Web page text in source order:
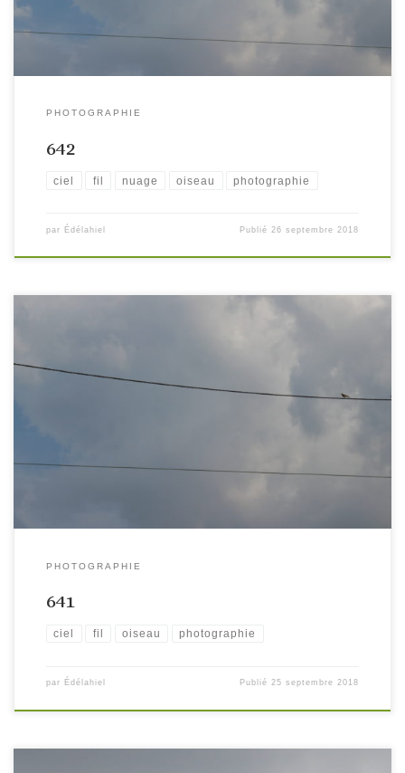
PHOTOGRAPHIE
642
ciel fil nuage oiseau photographie
par Édélahiel Publié 26 septembre 2018
PHOTOGRAPHIE
641
ciel fil oiseau photographie
par Édélahiel Publié25 septembre 2018